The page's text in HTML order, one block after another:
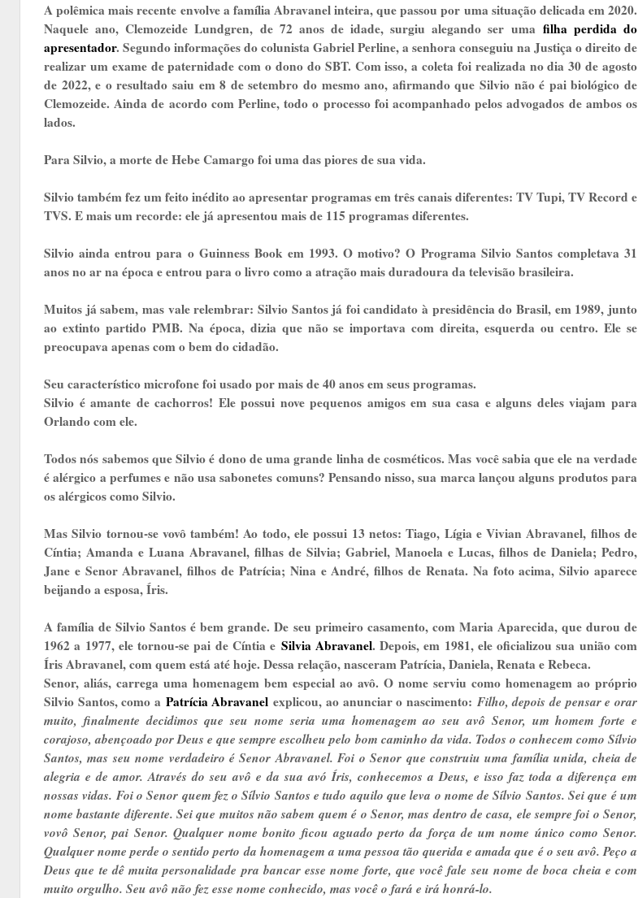
A polêmica mais recente envolve a família Abravanel inteira, que passou por uma situação delicada em 2020.
Naquele ano, Clemozeide Lundgren, de 72 anos de idade, surgiu alegando ser uma filha perdida do
apresentador. Segundo informações do colunista Gabriel Perline, a senhora conseguiu na Justiça o direito de
realizar um exame de paternidade com o dono do SBT. Com isso, a coleta foi realizada no dia 30 de agosto
de 2022, e o resultado saiu em 8 de setembro do mesmo ano, afirmando que Silvio não é pai biológico de
Clemozeide. Ainda de acordo com Perline, todo o processo foi acompanhado pelos advogados de ambos os
lados.
Para Silvio, a morte de Hebe Camargo foi uma das piores de sua vida.
Silvio também fez um feito inédito ao apresentar programas em três canais diferentes: TV Tupi, TV Record e
TVS. E mais um recorde: ele já apresentou mais de 115 programas diferentes.
Silvio ainda entrou para o Guinness Book em 1993. O motivo? O Programa Silvio Santos completava 31
anos no ar na época e entrou para o livro como a atração mais duradoura da televisão brasileira.
Muitos já sabem, mas vale relembrar: Silvio Santos já foi candidato à presidência do Brasil, em 1989, junto
ao extinto partido PMB. Na época, dizia que não se importava com direita, esquerda ou centro. Ele se
preocupava apenas com o bem do cidadão.
Seu característico microfone foi usado por mais de 40 anos em seus programas.
Silvio é amante de cachorros! Ele possui nove pequenos amigos em sua casa e alguns deles viajam para
Orlando com ele.
Todos nós sabemos que Silvio é dono de uma grande linha de cosméticos. Mas você sabia que ele na verdade
é alérgico a perfumes e não usa sabonetes comuns? Pensando nisso, sua marca lançou alguns produtos para
os alérgicos como Silvio.
Mas Silvio tornou-se vovô também! Ao todo, ele possui 13 netos: Tiago, Lígia e Vivian Abravanel, filhos de
Cíntia; Amanda e Luana Abravanel, filhas de Silvia; Gabriel, Manoela e Lucas, filhos de Daniela; Pedro,
Jane e Senor Abravanel, filhos de Patrícia; Nina e André, filhos de Renata. Na foto acima, Silvio aparece
beijando a esposa, Íris.
A família de Silvio Santos é bem grande. De seu primeiro casamento, com Maria Aparecida, que durou de
1962 a 1977, ele tornou-se pai de Cíntia e Silvia Abravanel. Depois, em 1981, ele oficializou sua união com
Íris Abravanel, com quem está até hoje. Dessa relação, nasceram Patrícia, Daniela, Renata e Rebeca.
Senor, aliás, carrega uma homenagem bem especial ao avô. O nome serviu como homenagem ao próprio
Silvio Santos, como a Patrícia Abravanel explicou, ao anunciar o nascimento: Filho, depois de pensar e orar
muito, finalmente decidimos que seu nome seria uma homenagem ao seu avô Senor, um homem forte e
corajoso, abençoado por Deus e que sempre escolheu pelo bom caminho da vida. Todos o conhecem como Sílvio
Santos, mas seu nome verdadeiro é Senor Abravanel. Foi o Senor que construiu uma família unida, cheia de
alegria e de amor. Através do seu avô e da sua avó Íris, conhecemos a Deus, e isso faz toda a diferença em
nossas vidas. Foi o Senor quem fez o Sílvio Santos e tudo aquilo que leva o nome de Sílvio Santos. Sei que é um
nome bastante diferente. Sei que muitos não sabem quem é o Senor, mas dentro de casa, ele sempre foi o Senor,
vovô Senor, pai Senor. Qualquer nome bonito ficou aguado perto da força de um nome único como Senor.
Qualquer nome perde o sentido perto da homenagem a uma pessoa tão querida e amada que é o seu avô. Peço a
Deus que te dê muita personalidade pra bancar esse nome forte, que você fale seu nome de boca cheia e com
muito orgulho. Seu avô não fez esse nome conhecido, mas você o fará e irá honrá-lo.